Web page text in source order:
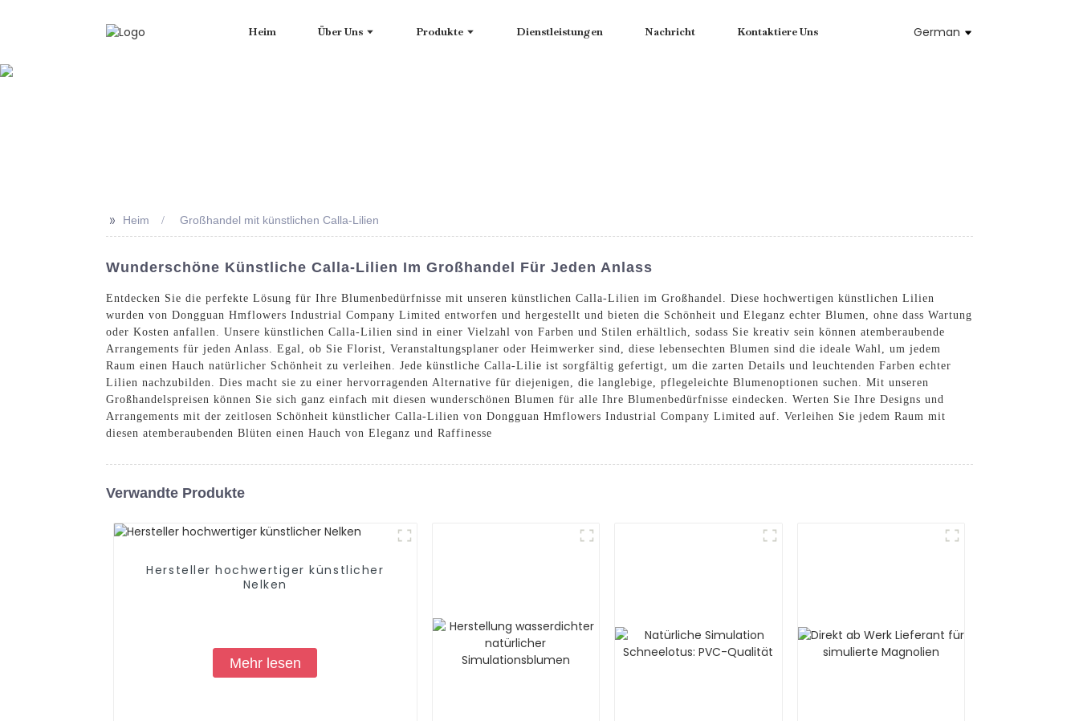
Heim Über Uns Produkte Dienstleistungen Nachricht Kontaktiere Uns German
>> Heim Großhandel mit künstlichen Calla-Lilien
Wunderschöne Künstliche Calla-Lilien Im Großhandel Für Jeden Anlass
Entdecken Sie die perfekte Lösung für Ihre Blumenbedürfnisse mit unseren künstlichen Calla-Lilien im Großhandel. Diese hochwertigen künstlichen Lilien
wurden von Dongguan Hmflowers Industrial Company Limited entworfen und hergestellt und bieten die Schönheit und Eleganz echter Blumen, ohne dass Wartung
oder Kosten anfallen. Unsere künstlichen Calla-Lilien sind in einer Vielzahl von Farben und Stilen erhältlich, sodass Sie kreativ sein können atemberaubende
Arrangements für jeden Anlass. Egal, ob Sie Florist, Veranstaltungsplaner oder Heimwerker sind, diese lebensechten Blumen sind die ideale Wahl, um jedem
Raum einen Hauch natürlicher Schönheit zu verleihen. Jede künstliche Calla-Lilie ist sorgfältig gefertigt, um die zarten Details und leuchtenden Farben echter
Lilien nachzubilden. Dies macht sie zu einer hervorragenden Alternative für diejenigen, die langlebige, pflegeleichte Blumenoptionen suchen. Mit unseren
Großhandelspreisen können Sie sich ganz einfach mit diesen wunderschönen Blumen für alle Ihre Blumenbedürfnisse eindecken. Werten Sie Ihre Designs und
Arrangements mit der zeitlosen Schönheit künstlicher Calla-Lilien von Dongguan Hmflowers Industrial Company Limited auf. Verleihen Sie jedem Raum mit
diesen atemberaubenden Blüten einen Hauch von Eleganz und Raffinesse
Verwandte Produkte
Hersteller hochwertiger künstlicher
Nelken
Mehr lesen